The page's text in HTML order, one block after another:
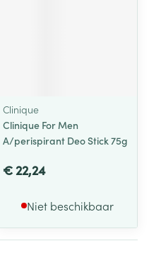
Clinique
Clinique For Men
A/perispirant Deo Stick 75g
€ 22,24
Niet beschikbaar